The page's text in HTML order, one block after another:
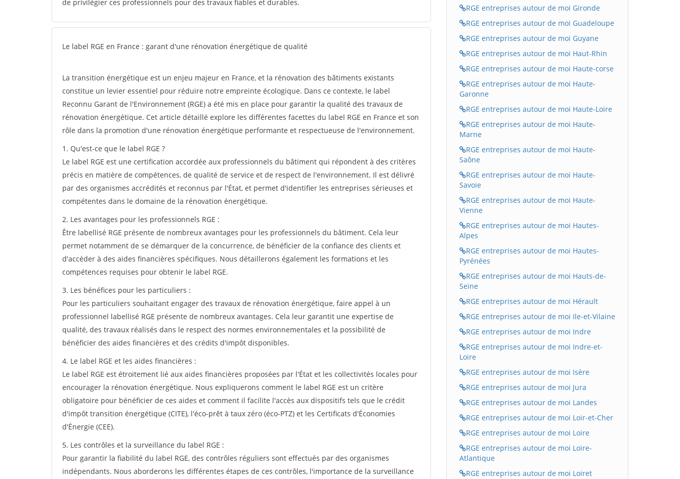
de privilégier ces professionnels pour des travaux fiables et durables.
Le label RGE en France : garant d'une rénovation énergétique de qualité
La transition énergétique est un enjeu majeur en France, et la rénovation des bâtiments existants
constitue un levier essentiel pour réduire notre empreinte écologique. Dans ce contexte, le label
Reconnu Garant de l'Environnement (RGE) a été mis en place pour garantir la qualité des travaux de
rénovation énergétique. Cet article détaillé explore les différentes facettes du label RGE en France et son
rôle dans la promotion d'une rénovation énergétique performante et respectueuse de l'environnement.
1. Qu'est-ce que le label RGE ?
Le label RGE est une certification accordée aux professionnels du bâtiment qui répondent à des critères
précis en matière de compétences, de qualité de service et de respect de l'environnement. Il est délivré
par des organismes accrédités et reconnus par l'État, et permet d'identifier les entreprises sérieuses et
compétentes dans le domaine de la rénovation énergétique.
2. Les avantages pour les professionnels RGE :
Être labellisé RGE présente de nombreux avantages pour les professionnels du bâtiment. Cela leur
permet notamment de se démarquer de la concurrence, de bénéficier de la confiance des clients et
d'accéder à des aides financières spécifiques. Nous détaillerons également les formations et les
compétences requises pour obtenir le label RGE.
3. Les bénéfices pour les particuliers :
Pour les particuliers souhaitant engager des travaux de rénovation énergétique, faire appel à un
professionnel labellisé RGE présente de nombreux avantages. Cela leur garantit une expertise de
qualité, des travaux réalisés dans le respect des normes environnementales et la possibilité de
bénéficier des aides financières et des crédits d'impôt disponibles.
4. Le label RGE et les aides financières :
Le label RGE est étroitement lié aux aides financières proposées par l'État et les collectivités locales pour
encourager la rénovation énergétique. Nous expliquerons comment le label RGE est un critère
obligatoire pour bénéficier de ces aides et comment il facilite l'accès aux dispositifs tels que le crédit
d'impôt transition énergétique (CITE), l'éco-prêt à taux zéro (éco-PTZ) et les Certificats d'Économies
d'Énergie (CEE).
5. Les contrôles et la surveillance du label RGE :
Pour garantir la fiabilité du label RGE, des contrôles réguliers sont effectués par des organismes
indépendants. Nous aborderons les différentes étapes de ces contrôles, l'importance de la surveillance
RGE entreprises autour de moi Gironde
RGE entreprises autour de moi Guadeloupe
RGE entreprises autour de moi Guyane
RGE entreprises autour de moi Haut-Rhin
RGE entreprises autour de moi Haute-corse
RGE entreprises autour de moi Haute-
Garonne
RGE entreprises autour de moi Haute-Loire
RGE entreprises autour de moi Haute-
Marne
RGE entreprises autour de moi Haute-
Saône
RGE entreprises autour de moi Haute-
Savoie
RGE entreprises autour de moi Haute-
Vienne
RGE entreprises autour de moi Hautes-
Alpes
RGE entreprises autour de moi Hautes-
Pyrénées
RGE entreprises autour de moi Hauts-de-
Seine
RGE entreprises autour de moi Hérault
RGE entreprises autour de moi Ile-et-Vilaine
RGE entreprises autour de moi Indre
RGE entreprises autour de moi Indre-et-
Loire
RGE entreprises autour de moi Isère
RGE entreprises autour de moi Jura
RGE entreprises autour de moi Landes
RGE entreprises autour de moi Loir-et-Cher
RGE entreprises autour de moi Loire
RGE entreprises autour de moi Loire-
Atlantique
RGE entreprises autour de moi Loiret